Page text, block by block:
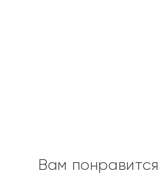
Вам понравится